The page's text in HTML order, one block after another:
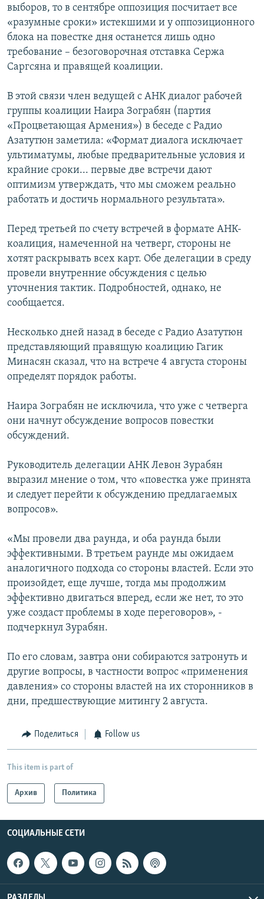
выборов, то в сентябре оппозиция посчитает все
«разумные сроки» истекшими и у оппозиционного
блока на повестке дня останется лишь одно
требование – безоговорочная отставка Сержа
Саргсяна и правящей коалиции.
В этой связи член ведущей с АНК диалог рабочей
группы коалиции Наира Зограбян (партия
«Процветающая Армения») в беседе с Радио
Азатутюн заметила: «Формат диалога исключает
ультиматумы, любые предварительные условия и
крайние сроки... первые две встречи дают
оптимизм утверждать, что мы сможем реально
работать и достичь нормального результата».
Перед третьей по счету встречей в формате АНК-
коалиция, намеченной на четверг, стороны не
хотят раскрывать всех карт. Обе делегации в среду
провели внутренние обсуждения с целью
уточнения тактик. Подробностей, однако, не
сообщается.
Несколько дней назад в беседе с Радио Азатутюн
представляющий правящую коалицию Гагик
Минасян сказал, что на встрече 4 августа стороны
определят порядок работы.
Наира Зограбян не исключила, что уже с четверга
они начнут обсуждение вопросов повестки
обсуждений.
Руководитель делегации АНК Левон Зурабян
выразил мнение о том, что «повестка уже принята
и следует перейти к обсуждению предлагаемых
вопросов».
«Мы провели два раунда, и оба раунда были
эффективными. В третьем раунде мы ожидаем
аналогичного подхода со стороны властей. Если это
произойдет, еще лучше, тогда мы продолжим
эффективно двигаться вперед, если же нет, то это
уже создаст проблемы в ходе переговоров», -
подчеркнул Зурабян.
По его словам, завтра они собираются затронуть и
другие вопросы, в частности вопрос «применения
давления» со стороны властей на их сторонников в
дни, предшествующие митингу 2 августа.
Поделиться Follow us
This item is part of
Архив Политика
СОЦИАЛЬНЫЕ СЕТИ